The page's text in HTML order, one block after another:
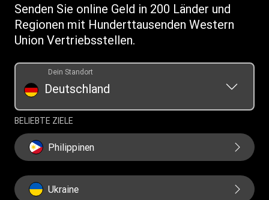
Swift/BIC
Senden Sie online Geld in 200 Länder und
Regionen mit Hunderttausenden Western
Union Vertriebsstellen.
Deutschland
Dein Standort
BELIEBTE ZIELE
Philippinen
Ukraine